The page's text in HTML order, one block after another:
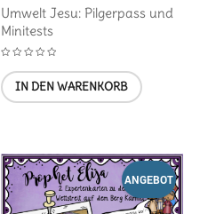
Umwelt Jesu: Pilgerpass und
Minitests
IN DEN WARENKORB
ANGEBOT